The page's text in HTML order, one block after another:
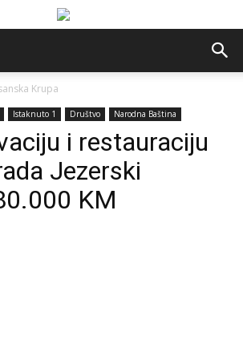
Krupa
Istaknuto 1 Društvo Narodna Baština
i restauraciju
Jezerski
KM